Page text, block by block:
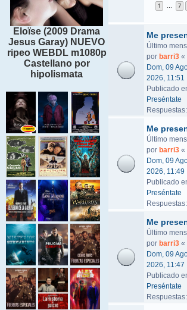
Eloïse (2009 Drama
Jesus Garay) NUEVO
ripeo WEBDL m1080p
Castellano por
hipolismata
1 7
Me
Último
por barri3 «
Dom, 09
2026, 11:51
Publicado
Preséntate
Respuestas:
Me
Último
por barri3 «
Dom, 09
2026, 11:49
Publicado
Preséntate
Respuestas:
Me
Último
por barri3 «
Dom, 09
2026, 11:47
Publicado
Preséntate
Respuestas: